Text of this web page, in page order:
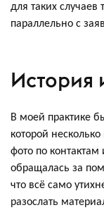
для таких
параллельно с
История
В моей практике
которой
фото по
обращалась за
что всё само
разослать